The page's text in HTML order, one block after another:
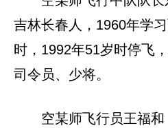
吉林长春人，1960年学
时，1992年51岁时停飞
司令员、少将。
空某师飞行员王福